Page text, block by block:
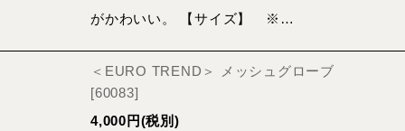
がかわいい。 【サイズ】 ※…
＜EURO TREND＞ メッシュグローブ
[60083]
4,000 円(税別)